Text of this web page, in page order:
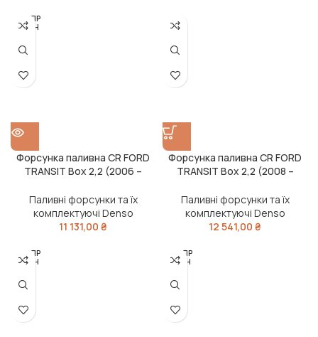
РОЗПР
ОДАН
Форсунка паливна CR FORD
TRANSIT Box 2,2 (2006 –
Паливні форсунки та їх
комплектуючі Denso
11 131,00 ₴
Форсунка паливна CR FORD
TRANSIT Box 2,2 (2008 –
Паливні форсунки та їх
комплектуючі Denso
12 541,00 ₴
РОЗПР
ОДАН
РОЗПР
ОДАН